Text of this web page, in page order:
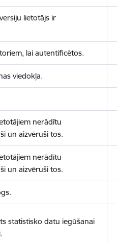
lietotājs ir
lai autentificētos.
viedokļa.
nerādītu
un aizvēruši tos.
nerādītu
un aizvēruši tos.
statistisko datu iegūšanai